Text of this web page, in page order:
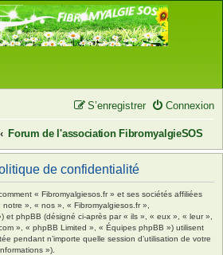
Connexion
S’enregistrer
Forum de l'association FibromyalgieSOS
de confidentialité
« Fibromyalgiesos.fr » et ses sociétés affiliées
», « nos », « Fibromyalgiesos.fr »,
et phpBB (désigné ci-après par « ils », « eux », « leur »,
», « phpBB Limited », « Équipes phpBB ») utilisent
pendant n’importe quelle session d’utilisation de votre
»).